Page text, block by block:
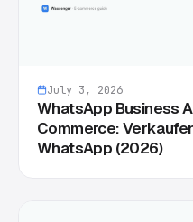
July 3, 2026
WhatsApp Business
Commerce:
WhatsApp (2026)